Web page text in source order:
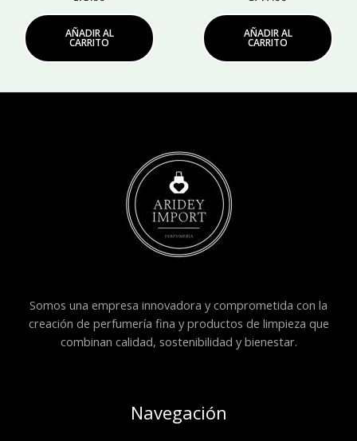
AÑADIR AL
CARRITO
AÑADIR AL
CARRITO
Somos una empresa innovadora y comprometida con la
creación de perfumería fina y productos de limpieza que
combinan calidad, sostenibilidad y bienestar.
Navegación